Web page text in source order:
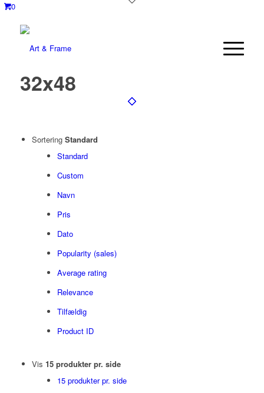
0
32x48
Sortering Standard
Standard
Custom
Navn
Pris
Dato
Popularity (sales)
Average rating
Relevance
Tilfældig
Product ID
Vis 15 produkter pr. side
15 produkter pr. side